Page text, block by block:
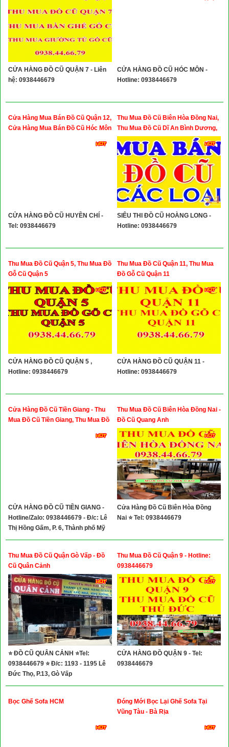
CỬA HÀNG ĐỒ CŨ QUẬN 7 - Liên
hệ: 0938446679
CỬA HÀNG ĐỒ CŨ HÓC MÔN -
Hotline: 0938446679
Cửa Hàng Mua Bán Đồ Cũ Quận 12,
Cửa Hàng Mua Bán Đồ Cũ Hóc Môn
CỬA HÀNG ĐỒ CŨ HUYỀN CHÍ -
Tel: 0938446679
Thu Mua Đồ Cũ Biên Hòa Đồng Nai,
Thu Mua Đồ Cũ Dĩ An Bình Dương,
Thu Mua Đồ Cũ Quận 9
SIÊU THI ĐỒ CŨ HOÀNG LONG -
Hotline: 0938446679
Thu Mua Đồ Cũ Quận 5, Thu Mua Đồ
Gỗ Cũ Quận 5
CỬA HÀNG ĐỒ CŨ QUẬN 5 ,
Hotline: 0938446679
Thu Mua Đồ Cũ Quận 11, Thu Mua
Đồ Gỗ Cũ Quận 11
CỬA HÀNG ĐỒ CŨ QUẬN 11 -
Hotline: 0938446679
Cửa Hàng Đồ Cũ Tiền Giang - Thu
Mua Đồ Cũ Tiền Giang, Thu Mua Đồ
CỬA HÀNG ĐỒ CŨ TIỀN GIANG -
Hotline/Zalo: 0938446679 - Đ/c: Lê
Thị Hồng Gấm, P. 6, Thành phố Mỹ
Tho, Tiền Giang
Thu Mua Đồ Cũ Biên Hòa Đồng Nai -
Đồ Cũ Quang Anh
Cửa Hàng Đồ Cũ Biên Hòa Đồng
Nai ⭐ Tel: 0938446679
Thu Mua Đồ Cũ Quận Gò Vấp - Đồ
Cũ Quân Cảnh
⭐ ĐỒ CŨ QUÂN CẢNH ⭐Tel:
0938446679 ⭐ Đ/c: 1193 - 1195 Lê
Đức Thọ, P.13, Gò Vấp
Thu Mua Đồ Cũ Quận 9 - Hotline:
0938446679
CỬA HÀNG ĐỒ QUẬN 9 - Tel:
0938446679
Bọc Ghế Sofa HCM
Đóng Mới Bọc Lại Ghế Sofa Tại
Vũng Tàu - Bà Rịa